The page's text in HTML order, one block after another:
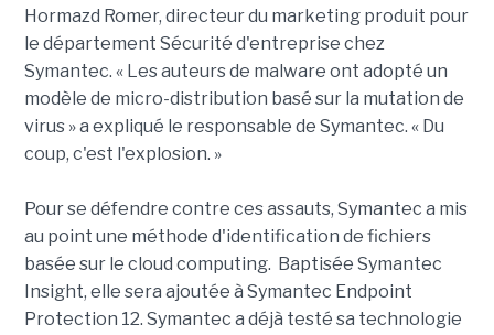
Hormazd Romer, directeur du marketing produit pour
le département Sécurité d'entreprise chez
Symantec. « Les auteurs de malware ont adopté un
modèle de micro-distribution basé sur la mutation de
virus » a expliqué le responsable de Symantec. « Du
coup, c'est l'explosion. »
Pour se défendre contre ces assauts, Symantec a mis
au point une méthode d'identification de fichiers
basée sur le cloud computing. Baptisée Symantec
Insight, elle sera ajoutée à Symantec Endpoint
Protection 12. Symantec a déjà testé sa technologie